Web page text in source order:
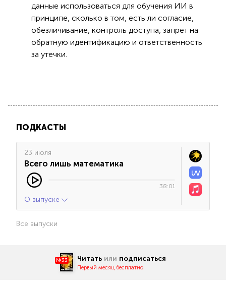
данные использоваться для обучения ИИ в
принципе, сколько в том, есть ли согласие,
обезличивание, контроль доступа, запрет на
обратную идентификацию и ответственность
за утечки.
ПОДКАСТЫ
23 июля
Всего лишь математика
38:01
О выпуске
Все выпуски
№33 Читать или подписаться
Первый месяц бесплатно